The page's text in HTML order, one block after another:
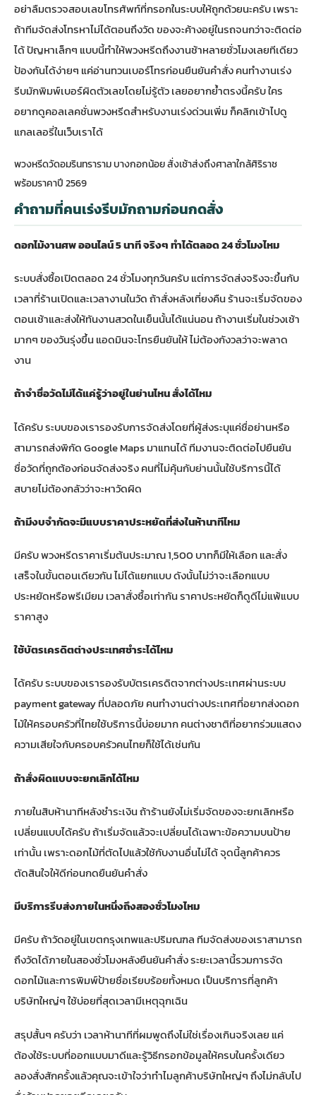
อย่าลืมตรวจสอบเลขโทรศัพท์ที่กรอกในระบบให้ถูกด้วยนะครับ เพราะ
ถ้าทีมจัดส่งโทรหาไม่ได้ตอนถึงวัด ของจะค้างอยู่ในรถจนกว่าจะติดต่อ
ได้ ปัญหาเล็กๆ แบบนี้ทำให้พวงหรีดถึงงานช้าหลายชั่วโมงเลยทีเดียว
ป้องกันได้ง่ายๆ แค่อ่านทวนเบอร์โทรก่อนยืนยันคำสั่ง คนทำงานเร่ง
รีบมักพิมพ์เบอร์ผิดตัวเลขโดยไม่รู้ตัว เลยอยากย้ำตรงนี้ครับ ใคร
อยากดูคอลเลคชั่นพวงหรีดสำหรับงานเร่งด่วนเพิ่ม ก็คลิกเข้าไปดู
แกลเลอรี่ในเว็บเราได้
พวงหรีดวัดอมรินทราราม บางกอกน้อย สั่งเช้าส่งถึงศาลาใกล้ศิริราช
พร้อมราคาปี 2569
คำถามที่คนเร่งรีบมักถามก่อนกดสั่ง
ดอกไม้งานศพ ออนไลน์ 5 นาที จริงๆ ทำได้ตลอด 24 ชั่วโมงไหม
ระบบสั่งซื้อเปิดตลอด 24 ชั่วโมงทุกวันครับ แต่การจัดส่งจริงจะขึ้นกับ
เวลาที่ร้านเปิดและเวลางานในวัด ถ้าสั่งหลังเที่ยงคืน ร้านจะเริ่มจัดของ
ตอนเช้าและส่งให้ทันงานสวดในเย็นนั้นได้แน่นอน ถ้างานเริ่มในช่วงเช้า
มากๆ ของวันรุ่งขึ้น แอดมินจะโทรยืนยันให้ ไม่ต้องกังวลว่าจะพลาด
งาน
ถ้าจำชื่อวัดไม่ได้แค่รู้ว่าอยู่ในย่านไหน สั่งได้ไหม
ได้ครับ ระบบของเรารองรับการจัดส่งโดยที่ผู้ส่งระบุแค่ชื่อย่านหรือ
สามารถส่งพิกัด Google Maps มาแทนได้ ทีมงานจะติดต่อไปยืนยัน
ชื่อวัดที่ถูกต้องก่อนจัดส่งจริง คนที่ไม่คุ้นกับย่านนั้นใช้บริการนี้ได้
สบายไม่ต้องกลัวว่าจะหาวัดผิด
ถ้ามีงบจำกัดจะมีแบบราคาประหยัดที่ส่งในห้านาทีไหม
มีครับ พวงหรีดราคาเริ่มต้นประมาณ 1,500 บาทก็มีให้เลือก และสั่ง
เสร็จในขั้นตอนเดียวกัน ไม่ได้แยกแบบ ดังนั้นไม่ว่าจะเลือกแบบ
ประหยัดหรือพรีเมียม เวลาสั่งซื้อเท่ากัน ราคาประหยัดก็ดูดีไม่แพ้แบบ
ราคาสูง
ใช้บัตรเครดิตต่างประเทศชำระได้ไหม
ได้ครับ ระบบของเรารองรับบัตรเครดิตจากต่างประเทศผ่านระบบ
payment gateway ที่ปลอดภัย คนทำงานต่างประเทศที่อยากส่งดอก
ไม้ให้ครอบครัวที่ไทยใช้บริการนี้บ่อยมาก คนต่างชาติที่อยากร่วมแสดง
ความเสียใจกับครอบครัวคนไทยก็ใช้ได้เช่นกัน
ถ้าสั่งผิดแบบจะยกเลิกได้ไหม
ภายในสิบห้านาทีหลังชำระเงิน ถ้าร้านยังไม่เริ่มจัดของจะยกเลิกหรือ
เปลี่ยนแบบได้ครับ ถ้าเริ่มจัดแล้วจะเปลี่ยนได้เฉพาะข้อความบนป้าย
เท่านั้น เพราะดอกไม้ที่ตัดไปแล้วใช้กับงานอื่นไม่ได้ จุดนี้ลูกค้าควร
ตัดสินใจให้ดีก่อนกดยืนยันคำสั่ง
มีบริการรีบส่งภายในหนึ่งถึงสองชั่วโมงไหม
มีครับ ถ้าวัดอยู่ในเขตกรุงเทพและปริมณฑล ทีมจัดส่งของเราสามารถ
ถึงวัดได้ภายในสองชั่วโมงหลังยืนยันคำสั่ง ระยะเวลานี้รวมการจัด
ดอกไม้และการพิมพ์ป้ายชื่อเรียบร้อยทั้งหมด เป็นบริการที่ลูกค้า
บริษัทใหญ่ๆ ใช้บ่อยที่สุดเวลามีเหตุฉุกเฉิน
สรุปสั้นๆ ครับว่า เวลาห้านาทีที่ผมพูดถึงไม่ใช่เรื่องเกินจริงเลย แค่
ต้องใช้ระบบที่ออกแบบมาดีและรู้วิธีกรอกข้อมูลให้ครบในครั้งเดียว
ลองสั่งสักครั้งแล้วคุณจะเข้าใจว่าทำไมลูกค้าบริษัทใหญ่ๆ ถึงไม่กลับไป